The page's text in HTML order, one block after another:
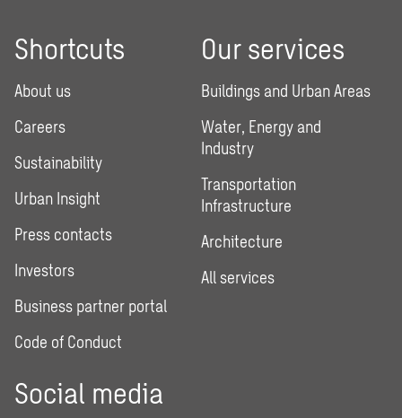
Shortcuts
About us
Careers
Sustainability
Urban Insight
Press contacts
Investors
Business partner portal
Code of Conduct
Our services
Buildings and Urban Areas
Water, Energy and
Industry
Transportation
Infrastructure
Architecture
All services
Social media